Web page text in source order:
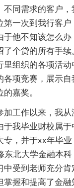
不同需求的客户
第一次到我行客
他不知该怎么办
了个贷的所有手
组织的各项活动
各项竞赛，展示
嘉奖。
加工作以来，我
于我毕业财校属
专，并于xx年毕
东北大学金融本科
中受到老师充分
掌握和提高了金融